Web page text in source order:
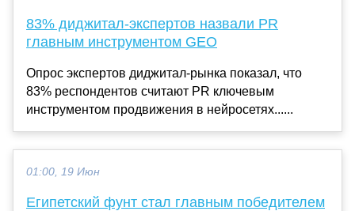
83% диджитал-экспертов назвали PR
главным инструментом GEO
Опрос экспертов диджитал-рынка показал, что
83% респондентов считают PR ключевым
инструментом продвижения в нейросетях......
01:00, 19 Июн
Египетский фунт стал главным победителем